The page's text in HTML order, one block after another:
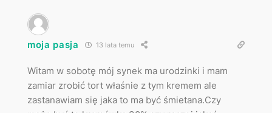
moja pasja 13 lata temu
Witam w sobotę mój synek ma urodzinki i mam
zamiar zrobić tort właśnie z tym kremem ale
zastanawiam się jaka to ma być śmietana.Czy